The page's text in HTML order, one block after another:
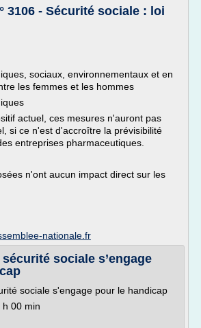
3106 - Sécurité sociale : loi
sociaux, environnementaux et en
les femmes et les hommes
actuel, ces mesures n'auront pas
si ce n'est d'accroître la prévisibilité
entreprises pharmaceutiques.
n'ont aucun impact direct sur les
nationale.fr
sécurité sociale s’engage
sociale s'engage pour le handicap
00 min